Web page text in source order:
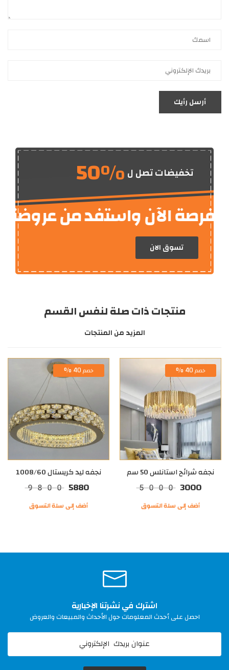
أرسل رأيك
تخفيضات تصل ل 50%
الآن واستفد من عروضنا
تسوق الان
منتجات ذات صلة لنفس القسم
المزيد من المنتجات
خصم 40 %
نجفه شرائح استانلس 50 سم
3000
5000
أضف إلى سلة التسوق
خصم 40 %
نجفه ليد كريستال 1008/60
5880
9800
أضف إلى سلة التسوق
اشترك في نشرتنا الإخبارية
احصل على أحدث المعلومات حول الأحداث والمبيعات والعروض